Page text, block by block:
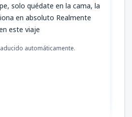
solo quédate en la cama, la
en absoluto Realmente
este viaje
automáticamente.